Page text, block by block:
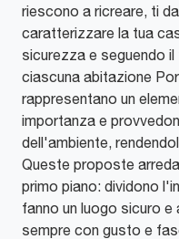
riescono a ricreare, ti
caratterizzare la tua
sicurezza e seguendo
ciascuna abitazione
rappresentano un
importanza e
dell'ambiente,
Queste proposte
primo piano: dividono
fanno un luogo sicuro
sempre con gusto e